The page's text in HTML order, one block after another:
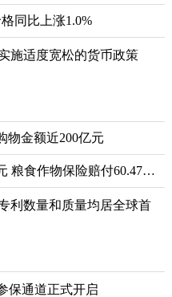
同比上涨1.0%
施适度宽松的货币政策
物金额近200亿元
前5月全国农业保险赔付370亿元 粮食作物保险赔付60.47亿元
利数量和质量均居全球首
保通道正式开启